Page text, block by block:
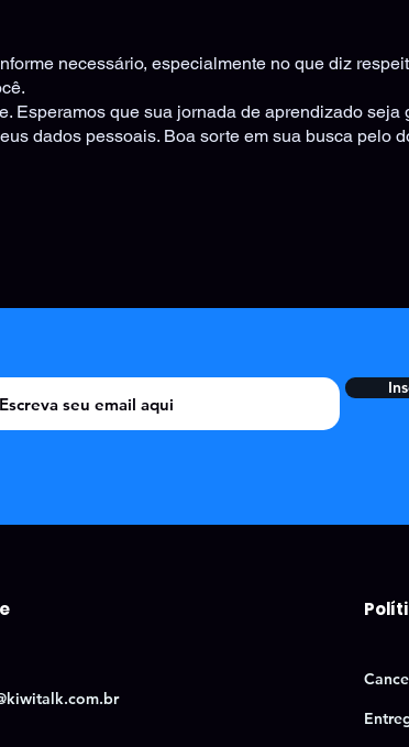
necessário, especialmente no que diz
Esperamos que sua jornada de aprendizado seja
dados pessoais. Boa sorte em sua busca pelo